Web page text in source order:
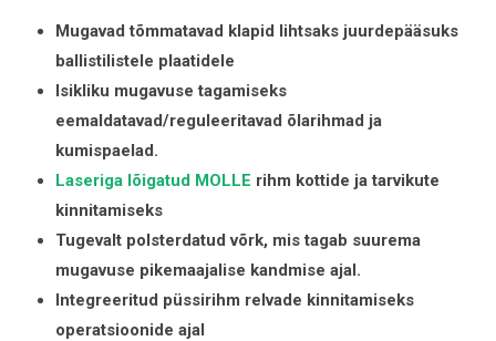
Mugavad tõmmatavad klapid lihtsaks juurdepääsuks
ballistilistele plaatidele
Isikliku mugavuse tagamiseks
eemaldatavad/reguleeritavad õlarihmad ja
kumispaelad.
Laseriga lõigatud MOLLE rihm kottide ja tarvikute
kinnitamiseks
Tugevalt polsterdatud võrk, mis tagab suurema
mugavuse pikemaajalise kandmise ajal.
Integreeritud püssirihm relvade kinnitamiseks
operatsioonide ajal